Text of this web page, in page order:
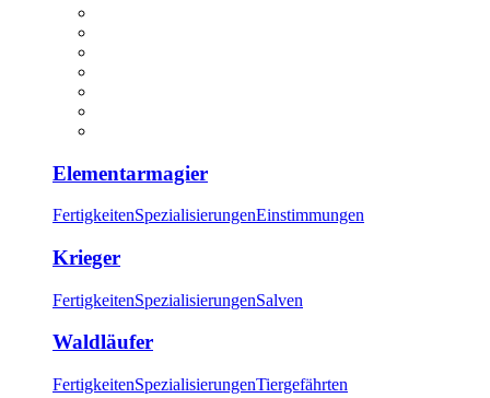
Elementarmagier
FertigkeitenSpezialisierungenEinstimmungen
Krieger
FertigkeitenSpezialisierungenSalven
Waldläufer
FertigkeitenSpezialisierungenTiergefährten